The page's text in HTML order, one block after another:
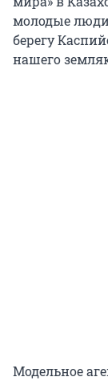
молодые
берегу
нашего
Модельное